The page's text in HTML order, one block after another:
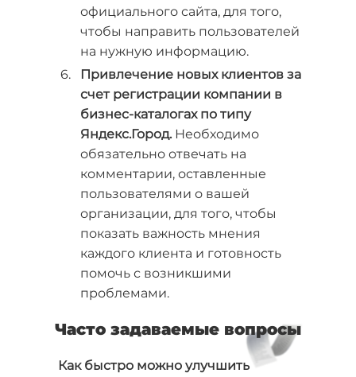
официального сайта, для того,
чтобы направить пользователей
на нужную информацию.
Привлечение новых клиентов за
счет регистрации компании в
бизнес-каталогах по типу
Яндекс.Город.Необходимо
обязательно отвечать на
комментарии, оставленные
пользователями о вашей
организации, для того, чтобы
показать важность мнения
каждого клиента и готовность
помочь с возникшими
проблемами.
Часто задаваемые вопросы
Как быстро можно улучшить